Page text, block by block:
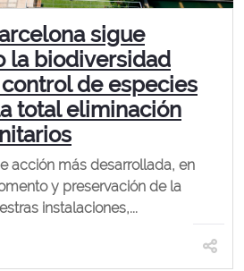
sigue
la biodiversidad
de especies
total eliminación
acción más desarrollada, en
y preservación de la
instalaciones,...